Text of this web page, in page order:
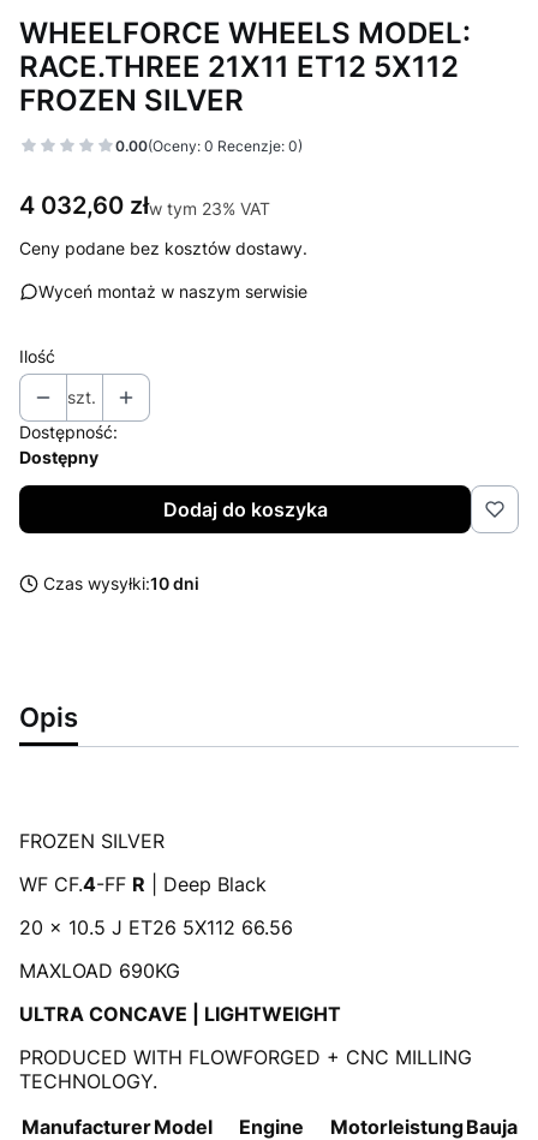
WHEELFORCE WHEELS MODEL:
RACE.THREE 21X11 ET12 5X112
FROZEN SILVER
0.00(Oceny: 0 Recenzje: 0)
Cena
4 032,60 złw tym 23% VAT
w tym 23% VAT
Ceny podane bez kosztów dostawy.
Wyceń montaż w naszym serwisie
Ilość
szt.
Dostępność:
Dostępny
Dodaj do koszyka
Czas wysyłki:10 dni
Opis
FROZEN SILVER
WF CF.4-FF R | Deep Black
20 x 10.5 J ET26 5X112 66.56
MAXLOAD 690KG
ULTRA CONCAVE | LIGHTWEIGHT
PRODUCED WITH FLOWFORGED + CNC MILLING
TECHNOLOGY.
ManufacturerModel Engine MotorleistungBaujahr